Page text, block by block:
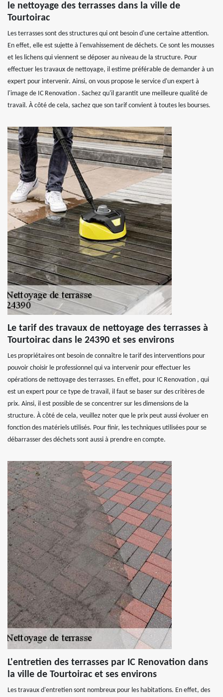
le nettoyage des terrasses dans la ville de
Tourtoirac
Les terrasses sont des structures qui ont besoin d'une certaine attention.
En effet, elle est sujette à l'envahissement de déchets. Ce sont les mousses
et les lichens qui viennent se déposer au niveau de la structure. Pour
effectuer les travaux de nettoyage, il estime préférable de demander à un
expert pour intervenir. Ainsi, on vous propose le service d'un expert à
l'image de IC Renovation . Sachez qu'il garantit une meilleure qualité de
travail. À côté de cela, sachez que son tarif convient à toutes les bourses.
Le tarif des travaux de nettoyage des terrasses à
Tourtoirac dans le 24390 et ses environs
Les propriétaires ont besoin de connaître le tarif des interventions pour
pouvoir choisir le professionnel qui va intervenir pour effectuer les
opérations de nettoyage des terrasses. En effet, pour IC Renovation , qui
est un expert pour ce type de travail, il faut se baser sur des critères de
prix. Ainsi, il est possible de se concentrer sur les dimensions de la
structure. À côté de cela, veuillez noter que le prix peut aussi évoluer en
fonction des matériels utilisés. Pour finir, les techniques utilisées pour se
débarrasser des déchets sont aussi à prendre en compte.
L'entretien des terrasses par IC Renovation dans
la ville de Tourtoirac et ses environs
Les travaux d'entretien sont nombreux pour les habitations. En effet, des